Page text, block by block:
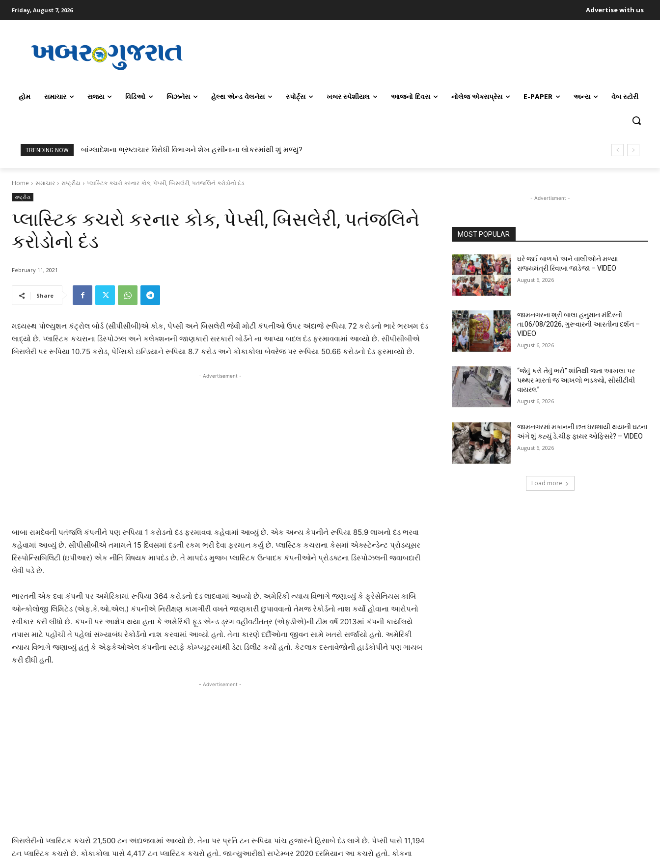
Friday, August 7, 2026 Advertise with us
હોમ સમાચાર રાજ્ય વિડિઓ બિઝનેસ હેલ્થ એન્ડ વેલનેસ સ્પોર્ટ્સ ખબર સ્પેશીયલ આજનો દિવસ નોલેજ એક્સપ્રેસ E-PAPER અન્ય વેબ સ્ટોરી
TRENDING NOW બાંગ્લાદેશના ભ્રષ્ટાચાર વિરોધી વિભાગને શેખ હસીનાના લોકરમાંથી શું મળ્યું?
Home સમાચાર રાષ્ટ્રીય પ્લાસ્ટિક કચરો કરનાર કોક, પેપ્સી, બિસલેરી, પતંજલિને કરોડોનો દંડ
રાષ્ટ્રીય
પ્લાસ્ટિક કચરો કરનાર કોક, પેપ્સી, બિસલેરી, પતંજલિને
કરોડોનો દંડ
February 11, 2021
Share
મધ્યસ્થ પોલ્યુશન કંટ્રોલ બોર્ડ (સીપીસીબી)એ કોક, પેપ્સી અને બિસલેરી જેવી મોટી કંપનીઓ ઉપર અંદાજે રૂપિયા 72 કરોડનો ભારે ભરખમ દંડ
લાદ્યો છે. પ્લાસ્ટિક કચરાના ડિસ્પોઝલ અને કલેક્શનની જાણકારી સરકારી બોર્ડને ના આપ્યા બદલ દંડ ફરમાવવામાં આવ્યો છે. સીપીસીબીએ
બિસલેરી પર રૂપિયા 10.75 કરોડ, પેપ્સિકો ઇન્ડિયાને રૂપિયા 8.7 કરોડ અને કોકાકોલા બેવરેજ પર રૂપિયા 50.66 કરોડનો દંડ ફરમાવ્યો છે.
- Advertisement -
બાબા રામદેવની પતંજલિ કંપનીને પણ રૂપિયા 1 કરોડનો દંડ ફરમાવવા કહેવામાં આવ્યું છે. એક અન્ય કેપનીને રૂપિયા 85.9 લાખનો દંડ ભરવા
કહેવામાં આવ્યું છે. સીપીસીબીએ તમામને 15 દિવસમાં દંડની રકમ ભરી દેવા ફરમાન કર્યું છે. પ્લાસ્ટિક કચરાના કેસમાં એક્સ્ટેન્ડેન્ટ પ્રોડયૂસર
રિસ્પોન્સિબિલિટી (ઇપીઆર) એક નીતિ વિષયક માપદંડ છે. તે માપદંડ મુજબ પ્લાસ્ટિક ઉત્પાદક કંપનીઓને પ્રોડક્ટના ડિસ્પોઝલની જવાબદારી
લેવી પડે છે.
ભારતની એક દવા કંપની પર અમેરિકામાં રૂપિયા 364 કરોડનો દંડ લાદવામાં આવ્યો છે. અમેરિકી ન્યાય વિભાગે જણાવ્યું કે ફ્રેસેનિયસ કાબિ
ઓન્કોલોજી લિમિટેડ (એફ.કે.ઓ.એલ.) કંપનીએ નિરીક્ષણ કામગીરી વખતે જાણકારી છુપાવવાનો તેમજ રેકોર્ડનો નાશ કર્યો હોવાના આરોપનો
સ્વીકાર કરી લીધો છે. કંપની પર આક્ષેપ થયા હતા કે અમેરિકી ફૂડ એન્ડ ડ્રગ વહીવટીતંત્ર (એફડીએ)ની ટીમ વર્ષ 2013માં કંપની કાર્યાલયે
તપાસ માટે પહોંચી તે પહેલાં સંખ્યાબંધ રેકોર્ડનો નાશ કરવામાં આવ્યો હતો. તેના કારણે દર્દીઓના જીવન સામે ખતરો સર્જાયો હતો. અમેરિકી
ન્યાય વિભાગે જણાવ્યું હતું કે એફકેઓએલ કંપનીના સ્ટાફે કોમ્પ્યૂટરમાંથી ડેટા ડિલીટ કર્યો હતો. કેટલાક દસ્તાવેજોની હાર્ડકોપીને પણ ગાયબ
કરી દીધી હતી.
- Advertisement -
બિસલેરીનો પ્લાસ્ટિક કચરો 21,500 ટન અંદાજવામાં આવ્યો છે. તેના પર પ્રતિ ટન રૂપિયા પાંચ હજારને હિસાબે દંડ લાગે છે. પેપ્સી પાસે 11,194
ટન પ્લાસ્ટિક કચરો છે. કોકાકોલા પાસે 4,417 ટન પ્લાસ્ટિક કચરો હતો. જાન્યુઆરીથી સપ્ટેમ્બર 2020 દરમિયાન આ કચરો હતો. કોકના
- Advertisment -
MOST POPULAR
ઘરે જઈ બાળકો અને વાલીઓને મળ્યા
રાજ્યમંત્રી રિવાબા જાડેજા – VIDEO
August 6, 2026
જામનગરના શ્રી બાલા હનુમાન મંદિરની
તા.06/08/2026, ગુરૂવારની આરતીના દર્શન –
VIDEO
August 6, 2026
“જેવું કરો તેવું ભરો” શાંતિથી જતા આખલા પર
પથ્થર મારતાં જ આખલો ભડક્યો, સીસીટીવી
વાયરલ”
August 6, 2026
જામનગરમાં મકાનની છત ધરાશાયી થયાની ઘટના
અંગે શું કહ્યું ડે.ચીફ ફાયર ઓફિસરે? – VIDEO
August 6, 2026
Load more